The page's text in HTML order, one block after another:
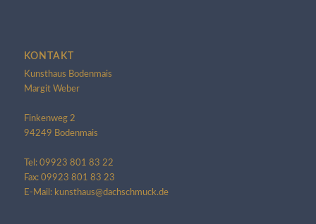
KONTAKT
Kunsthaus Bodenmais
Margit Weber
Finkenweg 2
94249 Bodenmais
Tel: 09923 801 83 22
Fax: 09923 801 83 23
E-Mail: kunsthaus@dachschmuck.de